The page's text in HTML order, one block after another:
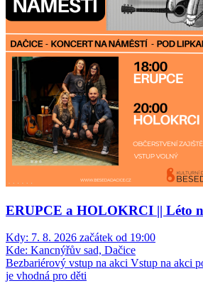
ERUPCE a HOLOKRCI || Léto
Kdy: 7. 8. 2026 začátek od 19:00
Kde: Kancnýřův sad, Dačice
Bezbariérový vstup na akci Vstup na akci
je vhodná pro děti